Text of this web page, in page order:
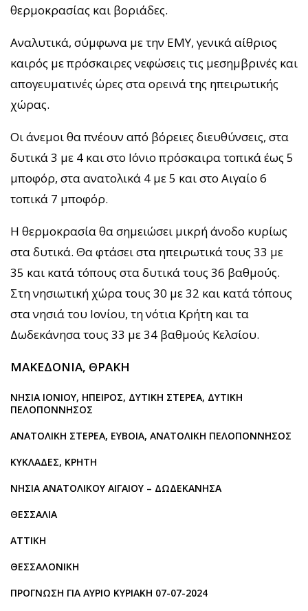
θερμοκρασίας και βοριάδες.
Αναλυτικά, σύμφωνα με την ΕΜΥ, γενικά αίθριος
καιρός με πρόσκαιρες νεφώσεις τις μεσημβρινές και
απογευματινές ώρες στα ορεινά της ηπειρωτικής
χώρας.
Οι άνεμοι θα πνέουν από βόρειες διευθύνσεις, στα
δυτικά 3 με 4 και στο Ιόνιο πρόσκαιρα τοπικά έως 5
μποφόρ, στα ανατολικά 4 με 5 και στο Αιγαίο 6
τοπικά 7 μποφόρ.
Η θερμοκρασία θα σημειώσει μικρή άνοδο κυρίως
στα δυτικά. Θα φτάσει στα ηπειρωτικά τους 33 με
35 και κατά τόπους στα δυτικά τους 36 βαθμούς.
Στη νησιωτική χώρα τους 30 με 32 και κατά τόπους
στα νησιά του Ιονίου, τη νότια Κρήτη και τα
Δωδεκάνησα τους 33 με 34 βαθμούς Κελσίου.
ΜΑΚΕΔΟΝΙΑ, ΘΡΑΚΗ
ΝΗΣΙΑ ΙΟΝΙΟΥ, ΗΠΕΙΡΟΣ, ΔΥΤΙΚΗ ΣΤΕΡΕΑ, ΔΥΤΙΚΗ
ΠΕΛΟΠΟΝΝΗΣΟΣ
ΑΝΑΤΟΛΙΚΗ ΣΤΕΡΕΑ, ΕΥΒΟΙΑ, ΑΝΑΤΟΛΙΚΗ ΠΕΛΟΠΟΝΝΗΣΟΣ
ΚΥΚΛΑΔΕΣ, ΚΡΗΤΗ
ΝΗΣΙΑ ΑΝΑΤΟΛΙΚΟΥ ΑΙΓΑΙΟΥ – ΔΩΔΕΚΑΝΗΣΑ
ΘΕΣΣΑΛΙΑ
ΑΤΤΙΚΗ
ΘΕΣΣΑΛΟΝΙΚΗ
ΠΡΟΓΝΩΣΗ ΓΙΑ ΑΥΡΙΟ ΚΥΡΙΑΚΗ 07-07-2024